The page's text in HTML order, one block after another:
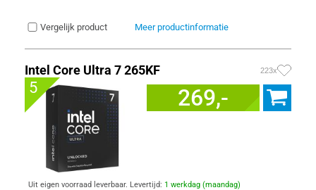
Vergelijk product Meer productinformatie
Intel Core Ultra 7 265KF 223x
5 269,-
Uit eigen voorraad leverbaar. Levertijd: 1 werkdag (maandag)